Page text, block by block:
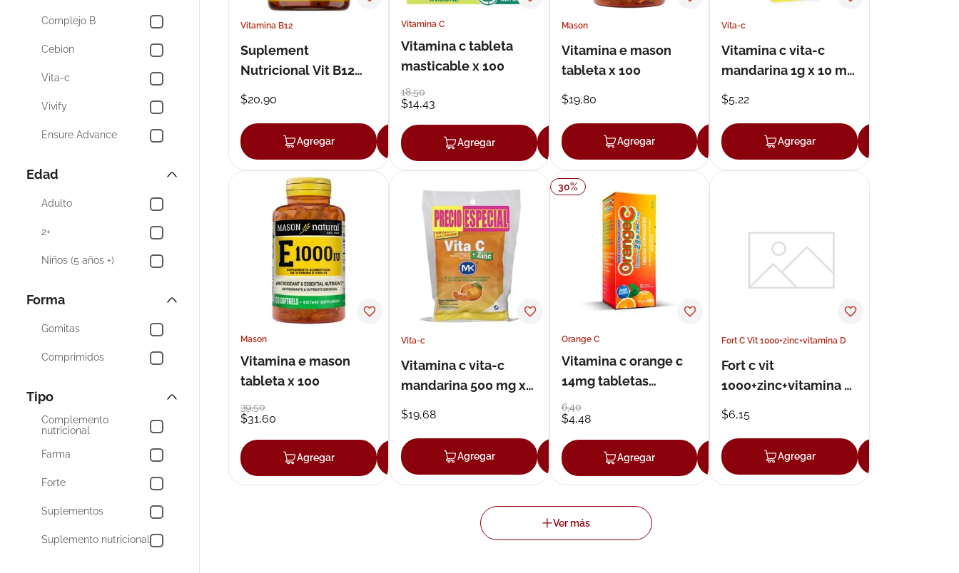
Memoria
Complejo B
Cebion
Vita-c
Vivify
Ensure Advance
Mostrar 284 más
Edad
Adulto
2+
Niños (5 años +)
Forma
Gomitas
Comprimidos
Tipo
Complemento
nutricional
Farma
Forte
Suplementos
Suplemento nutricional
Vitamina B12
Suplement
Nutricional Vit B12
Tabx30gx100
$20,90
Agregar Agregar
Vitamina C
Vitamina c tableta
masticable x 100
18,50
$14,43
Agregar Agregar
Mason
Vitamina e mason
tableta x 100
$19,80
Agregar Agregar
Vita-c
Vitamina c vita-c
mandarina 1g x 10 mg
tableta efervescente
x 10
$5,22
Agregar
Mason
Vitamina e mason
tableta x 100
39,50
$31,60
Agregar Agregar
Vita-c
Vitamina c vita-c
mandarina 500 mg x
5mg tableta
masticable x 4
$19,68
Agregar Agregar
30%
Orange C
Vitamina c orange c
14mg tabletas
efervescentes 2grx10
6,40
$4,48
Agregar Agregar
Fort C Vit 1000+zinc+vitamina D
Fort c vit
1000+zinc+vitamina d
vitamina
c+zinc+vitamina d
comprimidos
masticables x 12
$6,15
Agregar